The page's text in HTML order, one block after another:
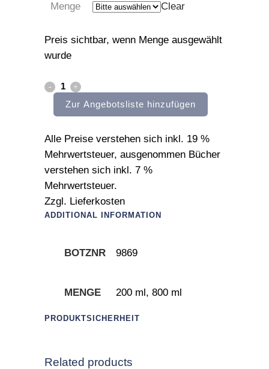
Menge Clear
Preis sichtbar, wenn Menge ausgewählt
wurde
bergsee
quantityZur Angebotsliste hinzufügen
Alle Preise verstehen sich inkl. 19 %
Mehrwertsteuer, ausgenommen Bücher
verstehen sich inkl. 7 %
Mehrwertsteuer.
Zzgl. Lieferkosten
ADDITIONAL INFORMATION
BOTZNR 9869
MENGE 200 ml, 800 ml
PRODUKTSICHERHEIT
Related products